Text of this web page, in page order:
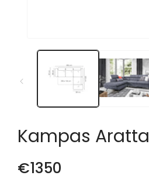
mediją
modaliniame
Kampas Aratta
€1350